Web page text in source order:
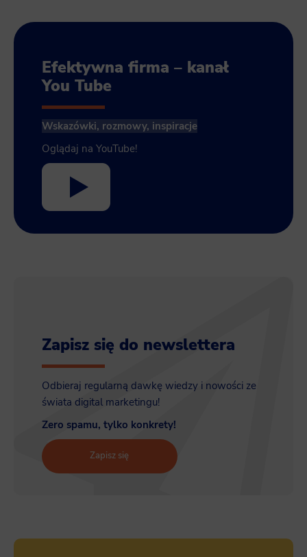
Efektywna firma – kanał
You Tube
Wskazówki, rozmowy, inspiracje
Oglądaj na YouTube!
Zapisz się do newslettera
Odbieraj regularną dawkę wiedzy i nowości ze
świata digital marketingu!
Zero spamu, tylko konkrety!
Zapisz się